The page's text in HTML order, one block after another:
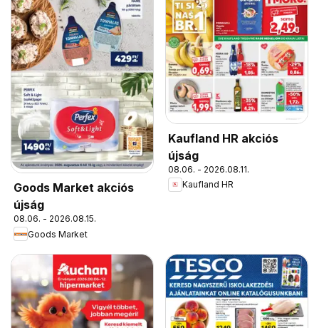
Goods Market akciós
újság
08.06. - 2026.08.15.
Goods Market
Kaufland HR akciós
újság
08.06. - 2026.08.11.
Kaufland HR